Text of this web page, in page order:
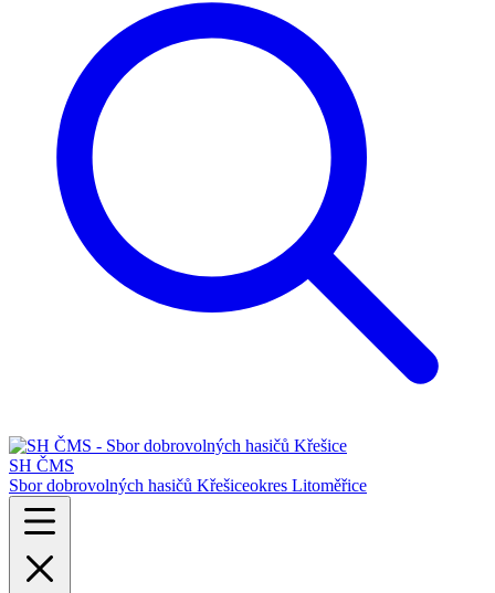
SH ČMS
Sbor dobrovolných hasičů Křešiceokres Litoměřice